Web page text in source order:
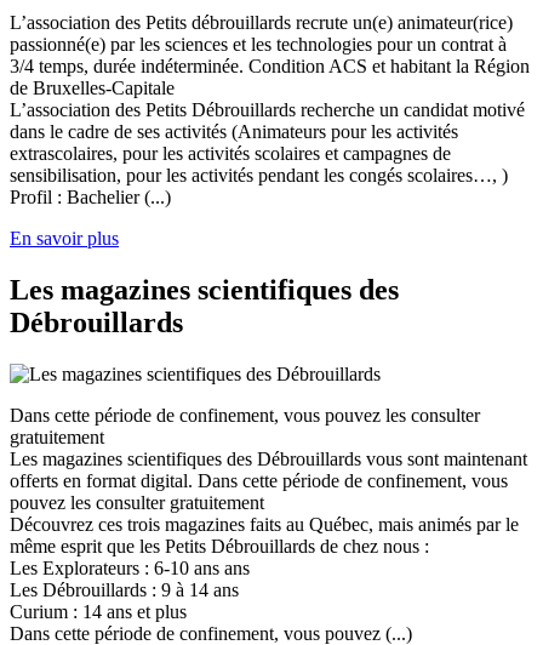
L’association des Petits débrouillards recrute un(e) animateur(rice)
passionné(e) par les sciences et les technologies pour un contrat à
3/4 temps, durée indéterminée. Condition ACS et habitant la Région
de Bruxelles-Capitale
L’association des Petits Débrouillards recherche un candidat motivé
dans le cadre de ses activités (Animateurs pour les activités
extrascolaires, pour les activités scolaires et campagnes de
sensibilisation, pour les activités pendant les congés scolaires…, )
Profil : Bachelier (...)
En savoir plus
Les magazines scientifiques des
Débrouillards
Dans cette période de confinement, vous pouvez les consulter
gratuitement
Les magazines scientifiques des Débrouillards vous sont maintenant
offerts en format digital. Dans cette période de confinement, vous
pouvez les consulter gratuitement
Découvrez ces trois magazines faits au Québec, mais animés par le
même esprit que les Petits Débrouillards de chez nous :
Les Explorateurs : 6-10 ans ans
Les Débrouillards : 9 à 14 ans
Curium : 14 ans et plus
Dans cette période de confinement, vous pouvez (...)